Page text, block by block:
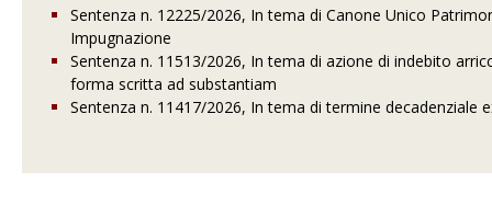
Sentenza n. 12225/2026, In tema di Canone Unico
Impugnazione
Sentenza n. 11513/2026, In tema di azione di indebito
forma scritta ad substantiam
Sentenza n. 11417/2026, In tema di termine decadenziale